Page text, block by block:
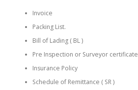
Invoice
Packing List.
Bill of Lading ( BL )
Pre Inspection or Surveyor certificate
Insurance Policy
Schedule of Remittance ( SR )